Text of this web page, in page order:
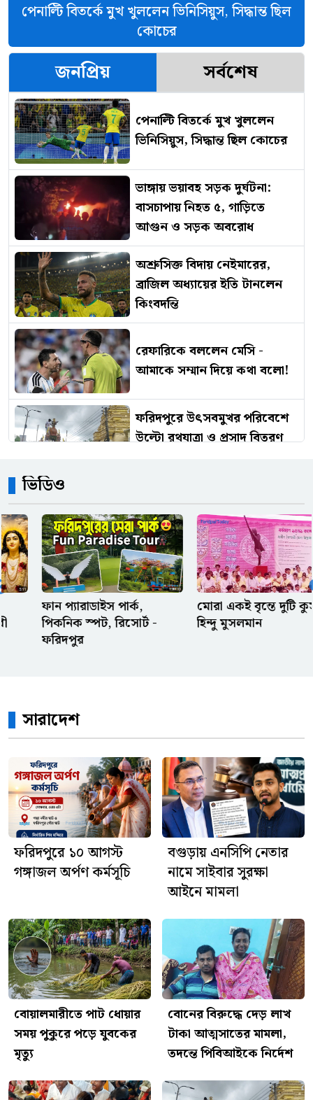
পেনাল্টি বিতর্কে মুখ খুললেন ভিনিসিয়ুস, সিদ্ধান্ত ছিল
কোচের
জনপ্রিয় সর্বশেষ
পেনাল্টি বিতর্কে মুখ খুললেন
ভিনিসিয়ুস, সিদ্ধান্ত ছিল কোচের
ভাঙ্গায় ভয়াবহ সড়ক দুর্ঘটনা:
বাসচাপায় নিহত ৫, গাড়িতে
আগুন ও সড়ক অবরোধ
অশ্রুসিক্ত বিদায় নেইমারের,
ব্রাজিল অধ্যায়ের ইতি টানলেন
কিংবদন্তি
রেফারিকে বললেন মেসি -
আমাকে সম্মান দিয়ে কথা বলো!
ফরিদপুরে উৎসবমুখর পরিবেশে
উল্টো রথযাত্রা ও প্রসাদ বিতরণ
আত্মসাতের মামলা, তদন্তে
পিবিআইকে নির্দেশ
অফিস থেকে আগে বের হওয়ার
সেরা কিছু অজুহাত
রেফারি ও ভিএআরের দুই সিদ্ধান্ত
ঘিরে বিতর্ক, মিসরের ক্ষোভ
আজ শ্রীশ্রী জগন্নাথদেবের
রথযাত্রা, ফরিদপুরে দিনব্যাপী নানা
আয়োজন
ভিডিও
মোরা একই বৃন্তে দুটি কুসুম
হিন্দু মুসলমান
পল্লী কবি জসিম উদ্দিনের
সারাদেশ
ফরিদপুরে ১০ আগস্ট
গঙ্গাজল অর্পণ কর্মসূচি
বগুড়ায় এনসিপি নেতার
নামে সাইবার সুরক্ষা
আইনে মামলা
বোয়ালমারীতে পাট ধোয়ার
সময় পুকুরে পড়ে যুবকের
মৃত্যু
বোনের বিরুদ্ধে দেড় লাখ
টাকা আত্মসাতের মামলা,
তদন্তে পিবিআইকে নির্দেশ